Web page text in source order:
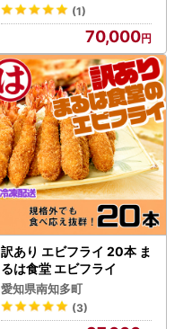
(1)
70,000
訳あり エビフライ 20本 ま
るは食堂 エビフライ
愛知県南知多町
(3)